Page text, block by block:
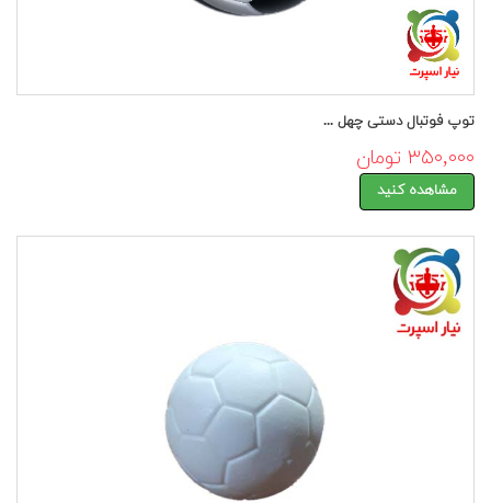
توپ فوتبال دستی چهل ...
۳۵۰,۰۰۰ تومان
مشاهده کنید